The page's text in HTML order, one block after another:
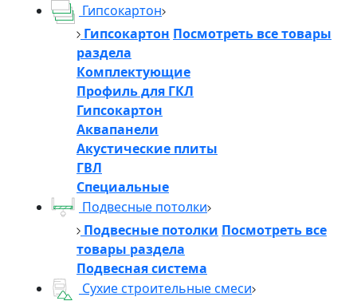
Гипсокартон
Гипсокартон Посмотреть все товары
раздела
Комплектующие
Профиль для ГКЛ
Гипсокартон
Аквапанели
Акустические плиты
ГВЛ
Специальные
Подвесные потолки
Подвесные потолки Посмотреть все
товары раздела
Подвесная система
Сухие строительные смеси